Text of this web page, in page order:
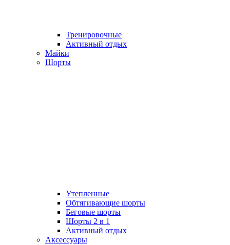
Тренировочные
Активный отдых
Майки
Шорты
Утепленные
Обтягивающие шорты
Беговые шорты
Шорты 2 в 1
Активный отдых
Аксессуары